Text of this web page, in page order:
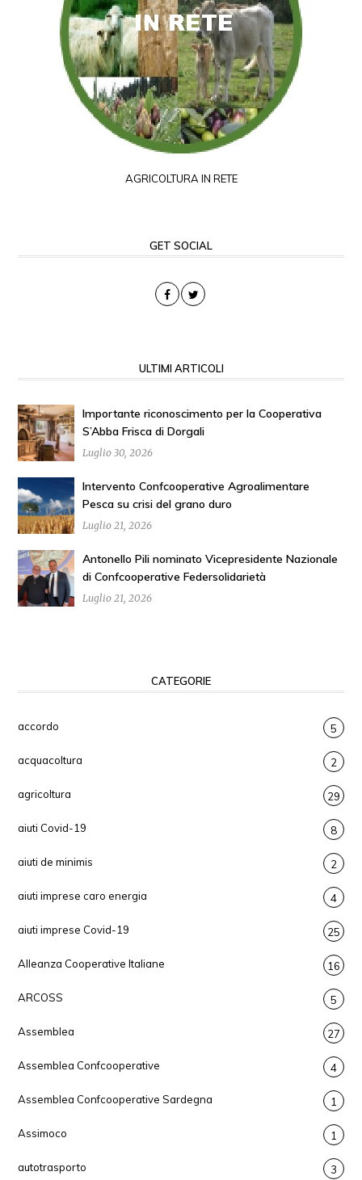
AGRICOLTURA IN RETE
GET SOCIAL
ULTIMI ARTICOLI
Importante riconoscimento per la Cooperativa
S’Abba Frisca di Dorgali
Luglio 30, 2026
Intervento Confcooperative Agroalimentare
Pesca su crisi del grano duro
Luglio 21, 2026
Antonello Pili nominato Vicepresidente Nazionale
di Confcooperative Federsolidarietà
Luglio 21, 2026
CATEGORIE
accordo 5
acquacoltura 2
agricoltura 29
aiuti Covid-19 8
aiuti de minimis 2
aiuti imprese caro energia 4
aiuti imprese Covid-19 25
Alleanza Cooperative Italiane 16
ARCOSS 5
Assemblea 27
Assemblea Confcooperative 4
Assemblea Confcooperative Sardegna 1
Assimoco 1
autotrasporto 3